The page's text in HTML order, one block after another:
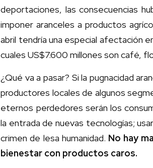
deportaciones, las consecuencias
imponer aranceles a productos
abril tendría una especial afectación
cuales US$7.600 millones son café,
¿Qué va a pasar? Si la pugnacidad
productores locales de algunos
eternos perdedores serán los
la entrada de nuevas tecnologías;
crimen de lesa humanidad. No hay
bienestar con productos caros.